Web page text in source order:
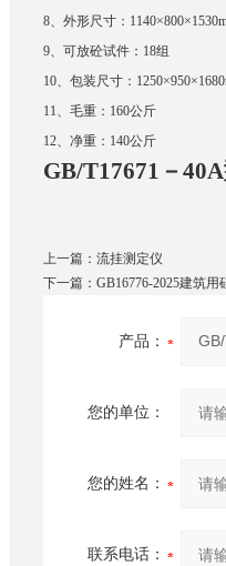
8、外形尺寸：
9、可放砼试件：18组
10、包装尺寸：
11、毛重：160公斤
12、净重：140公斤
GB/T17671－
上一篇： 流挂测定仪
下一篇： GB16776-2025建筑
产品：
您的单位：
您的姓名：
联系电话：